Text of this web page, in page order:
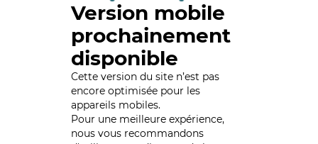
Version mobile
prochainement
disponible
Cette version du site n’est pas
encore optimisée pour les
appareils mobiles.
Pour une meilleure expérience,
nous vous recommandons